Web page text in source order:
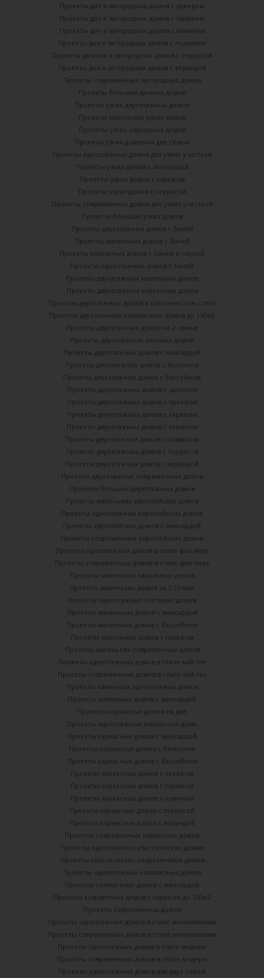
Проекты дач и загородных домов с эркером
Проекты дач и загородынх домов с гаражом
Проекты дач и загородных домов с камином
Проекты дач и загородных домов с подвалом
Проекты дачных и загородных домов с террасой
Проекты дач и загородных домов с верандой
Проекты современных загородных домов
Проекты больших дачных домов
Проекты узких двухэтажных домов
Проекты маленьких узких домов
Проекты узких каркасных домов
Проекты узких домов на две семьи
Проекты одноэтажных домов для узких участков
Проекты узких домов с мансардой
Проекты узких домов с гаражом
Проекты узких домов с террасой
Проекты современных домов для узких участков
Проекты больших узких домов
Проекты двухэтажных домов с баней
Проекты маленьких домов с баней
Проекты каркасных домов c баней и сауной
Проекты одноэтажных домов с баней
Проекты двухэтажных маленьких домов
Проекты двухэтажных каркасных домов
Проекты двухэтажных домов в классическом стиле
Проекты двухэтажных компактных домов до 150м2
Проекты двухэтажных домов на 2 семьи
Проекты двухэтажных элитных домов
Проекты двухэтажных домов с мансардой
Проекты двухэтажных домов с балконом
Проекты двухэтажных домов с бассейном
Проекты двухэтажных домов с цоколем
Проекты двухэтажных домов с эркером
Проекты двухэтажных домов с гаражом
Проекты двухэтажных домов с камином
Проекты двухэтажных домов с подвалом
Проекты двухэтажных домов с террасой
Проекты двухэтажных домов с верандой
Проекты двухэтажных современных домов
Проекты больших двухэтажных домов
Проекты маленьких европейских домов
Проекты одноэтажных европейских домов
Проекты европейских домов с мансардой
Проекты современных европейских домов
Проекты одноэтажных домов в стиле фах-верк
Проекты современных домов в стиле фах-верк
Проекты маленьких каркасных домов
Проекты маленьких домов на 2 семьи
Проекты одноэтажных гостевых домов
Проекты маленьких домов с мансардой
Проекты маленьких домов с бассейном
Проекты маленьких домов с гаражом
Проекты маленьких современных домов
Проекты одноэтажных домов в стиле хай-тек
Проекты современных домов в стиле хай-тек
Проекты каменных одноэтажных домов
Проекты камменых домов с мансардой
Проекты каркасных домов на две
Проекты одноэтажных каркасные дома
Проекты каркасных домов с мансардой
Проекты каркасных домов с балконом
Проекты каркасных домов с бассейном
Проекты каркасных домов с эркером
Проекты каркасных домов с гаражом
Проекты каркасных домов с камином
Проекты каркасных домов с террасой
Проекты каркасных домов с верандой
Проекты современных каркасных домов
Проекты одноэтажных классических домов
Проекты классических современных домов
Проекты одноэтажных компактных домов
Проекты компактных домов с мансардой
Проекты компактных домов с гаражом до 150м2
Проекты современных домов
Проекты одноэтажных домов в стиле минимализма
Проекты современных домов в стиле минимализма
Проекты одноэтажных домов в стиле модерн
Проекты современных домов в стиле модерн
Проекты одноэтажных домов для двух семей